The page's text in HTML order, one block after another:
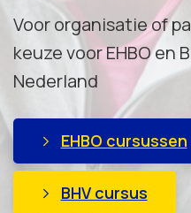
Voor organisatie of
keuze voor EHBO en
Nederland
EHBO cursussen
BHV cursus